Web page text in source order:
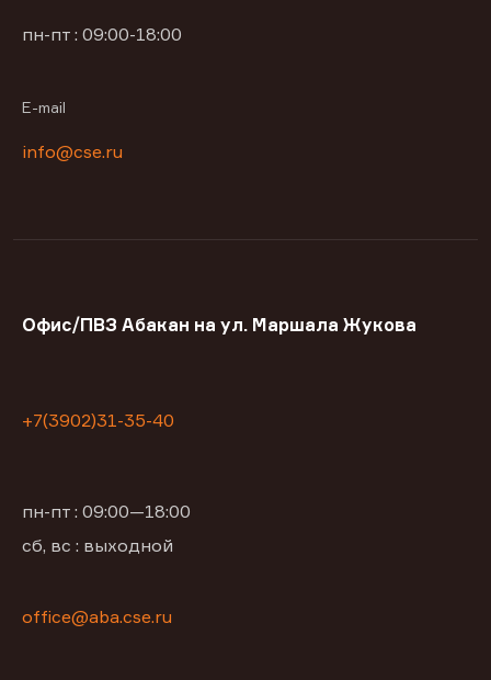
пн-пт : 09:00-18:00
E-mail
info@cse.ru
Офис/ПВЗ Абакан на ул. Маршала Жукова
+7(3902)31-35-40
пн-пт : 09:00—18:00
сб, вс : выходной
office@aba.cse.ru